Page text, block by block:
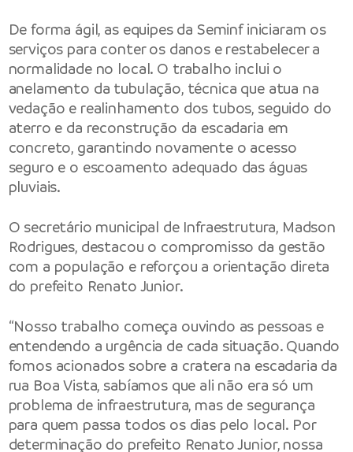
De forma ágil, as equipes da Seminf iniciaram os
serviços para conter os danos e restabelecer a
normalidade no local. O trabalho inclui o
anelamento da tubulação, técnica que atua na
vedação e realinhamento dos tubos, seguido do
aterro e da reconstrução da escadaria em
concreto, garantindo novamente o acesso
seguro e o escoamento adequado das águas
pluviais.
O secretário municipal de Infraestrutura, Madson
Rodrigues, destacou o compromisso da gestão
com a população e reforçou a orientação direta
do prefeito Renato Junior.
“Nosso trabalho começa ouvindo as pessoas e
entendendo a urgência de cada situação. Quando
fomos acionados sobre a cratera na escadaria da
rua Boa Vista, sabíamos que ali não era só um
problema de infraestrutura, mas de segurança
para quem passa todos os dias pelo local. Por
determinação do prefeito Renato Junior, nossa